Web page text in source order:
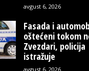
avgust 6, 2026
Fasada i
oštećeni tokom
Zvezdari, policija
istražuje
avgust 6, 2026